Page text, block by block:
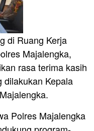
di Ruang Kerja
Majalengka,
rasa terima kasih
dilakukan Kepala
Polres Majalengka